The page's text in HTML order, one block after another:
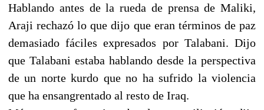
Hablando antes de la rueda de prensa de Maliki,
Araji rechazó lo que dijo que eran términos de paz
demasiado fáciles expresados por Talabani. Dijo
que Talabani estaba hablando desde la perspectiva
de un norte kurdo que no ha sufrido la violencia
que ha ensangrentado al resto de Iraq.